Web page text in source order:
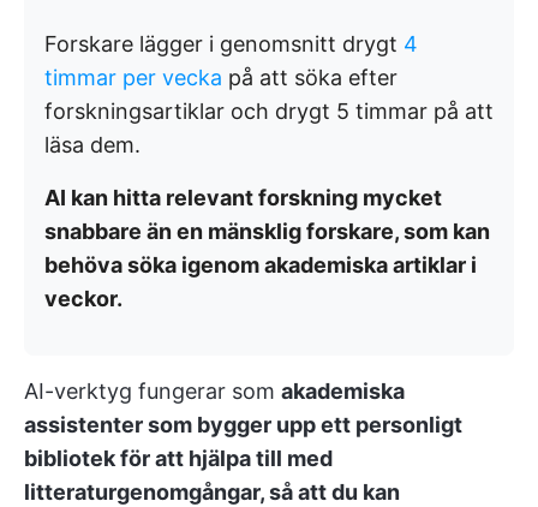
Forskare lägger i genomsnitt drygt 4
timmar per vecka på att söka efter
forskningsartiklar och drygt 5 timmar på att
läsa dem.
AI kan hitta relevant forskning mycket
snabbare än en mänsklig forskare, som kan
behöva söka igenom akademiska artiklar i
veckor.
AI-verktyg fungerar som akademiska
assistenter som bygger upp ett personligt
bibliotek för att hjälpa till med
litteraturgenomgångar, så att du kan